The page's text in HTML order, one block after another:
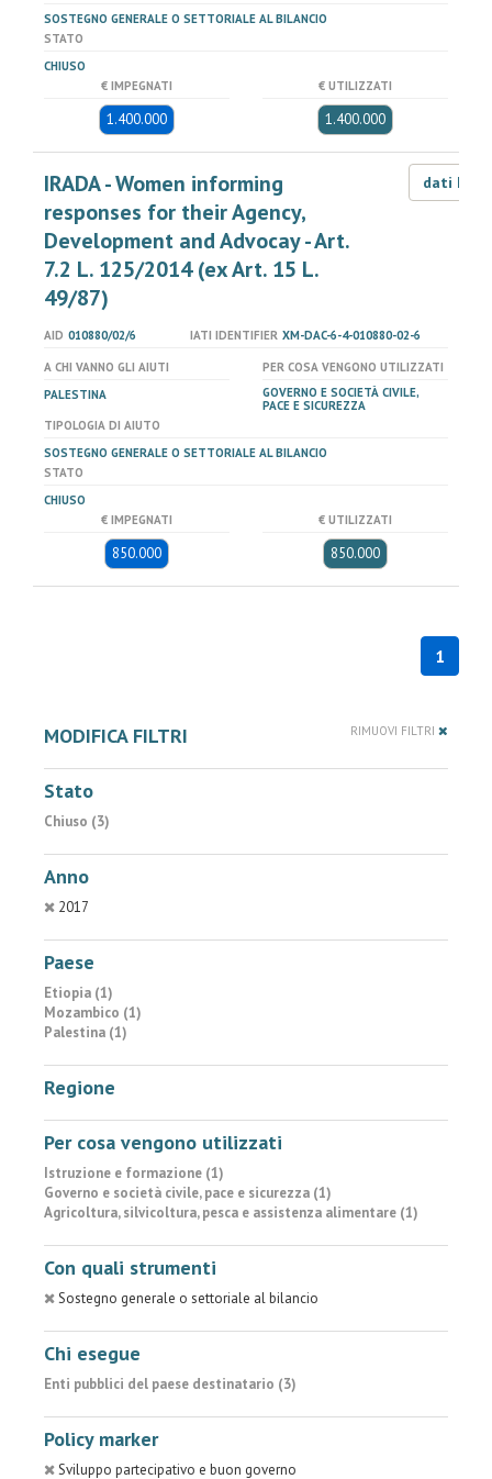
SOSTEGNO GENERALE O SETTORIALE AL BILANCIO
STATO
CHIUSO
€ IMPEGNATI
1.400.000
€ UTILIZZATI
1.400.000
IRADA - Women informing
responses for their Agency,
Development and Advocay - Art.
7.2 L. 125/2014 (ex Art. 15 L.
49/87)
dati LOD
AID 010880/02/6 IATI IDENTIFIER XM-DAC-6-4-010880-02-6
A CHI VANNO GLI AIUTI
PALESTINA
PER COSA VENGONO UTILIZZATI
GOVERNO E SOCIETÀ CIVILE,
PACE E SICUREZZA
TIPOLOGIA DI AIUTO
SOSTEGNO GENERALE O SETTORIALE AL BILANCIO
STATO
CHIUSO
€ IMPEGNATI
850.000
€ UTILIZZATI
850.000
1
MODIFICA FILTRI RIMUOVI FILTRI
Stato
Chiuso (3)
Anno
2017
Paese
Etiopia (1)
Mozambico (1)
Palestina (1)
Regione
Per cosa vengono utilizzati
Istruzione e formazione (1)
Governo e società civile, pace e sicurezza (1)
Agricoltura, silvicoltura, pesca e assistenza alimentare (1)
Con quali strumenti
Sostegno generale o settoriale al bilancio
Chi esegue
Enti pubblici del paese destinatario (3)
Policy marker
Sviluppo partecipativo e buon governo